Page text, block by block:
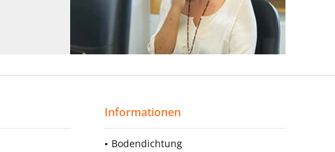
Informationen
Bodendichtung